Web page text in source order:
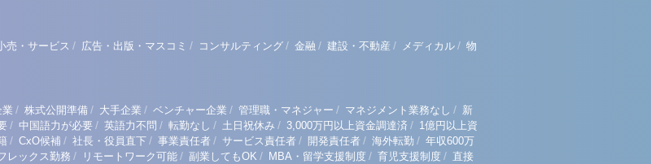
売・サービス / 広告・出版・マスコミ / コンサルティング / 金融 / 建設・不動産 / メディカル / 物
業 / 株式公開準備 / 大手企業 / ベンチャー企業 / 管理職・マネジャー / マネジメント業務なし / 新
/ 中国語力が必要 / 英語力不問 / 転勤なし / 土日祝休み / 3,000万円以上資金調達済 / 1億円以上資
/ CxO候補 / 社長・役員直下 / 事業責任者 / サービス責任者 / 開発責任者 / 海外転勤 / 年収600万
レックス勤務 / リモートワーク可能 / 副業してもOK / MBA・留学支援制度 / 育児支援制度 / 直接